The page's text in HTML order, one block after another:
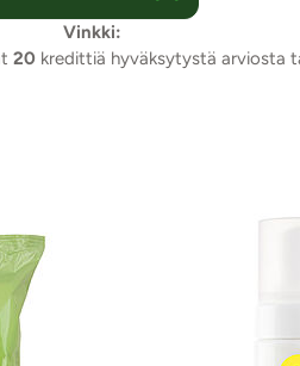
Vinkki:
20 kredittiä hyväksytystä arviosta